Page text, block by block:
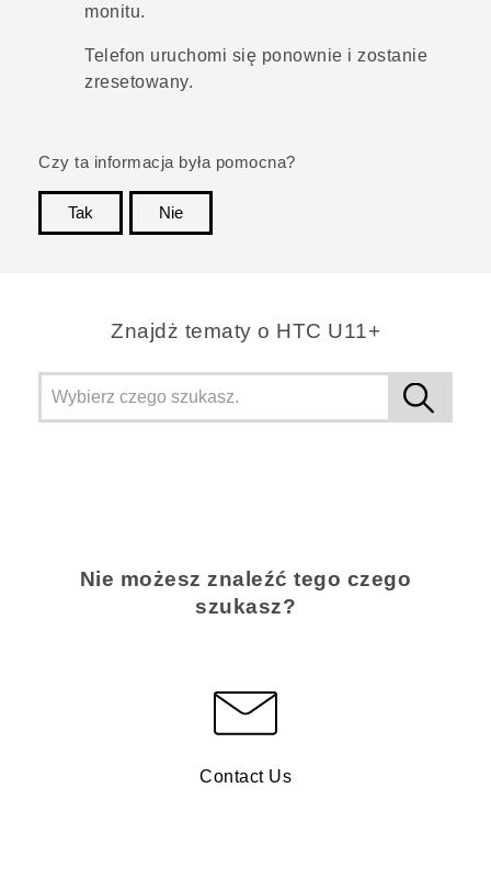
monitu.
Telefon uruchomi się ponownie i zostanie
zresetowany.
Czy ta informacja była pomocna?
Tak
Nie
Znajdż tematy o HTC U11+
Nie możesz znaleźć tego czego
szukasz?
Contact Us